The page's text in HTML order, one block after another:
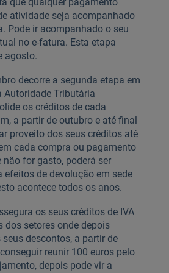
atividade seja acompanhado
Pode ir acompanhado o seu
no e-fatura. Esta etapa
agosto.
decorre a segunda etapa em
Autoridade Tributária
os créditos de cada
a partir de outubro e até final
proveito dos seus créditos até
cada compra ou pagamento
não for gasto, poderá ser
de devolução em sede
acontece todos os anos.
os seus créditos de IVA
dos setores onde depois
descontos, a partir de
reunir 100 euros pelo
depois pode vir a